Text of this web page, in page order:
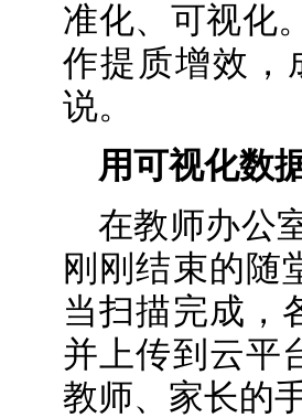
准化、可视化
作提质增效，
说。
用可视化数
在教师办公
刚刚结束的随
当扫描完成，
并上传到云平
教师、家长的